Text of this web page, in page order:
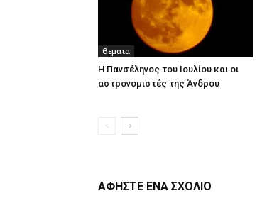
Θεματα
Η Πανσέληνος του Ιουλίου και οι
αστρονομιστές της Άνδρου
ΑΦΗΣΤΕ ΕΝΑ ΣΧΟΛΙΟ